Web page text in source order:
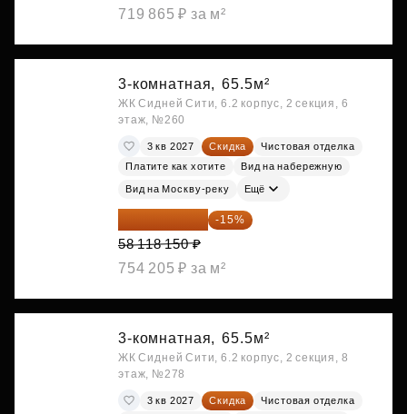
719 865 ₽ за м²
3-комнатная, 65.5м²
ЖК Сидней Сити, 6.2 корпус, 2 секция, 6
этаж, №260
3 кв 2027 Скидка
Чистовая отделка
Платите как хотите
Вид на набережную
Вид на Москву-реку Ещё
49 400 428 ₽ -15%
58 118 150 ₽
754 205 ₽ за м²
3-комнатная, 65.5м²
ЖК Сидней Сити, 6.2 корпус, 2 секция, 8
этаж, №278
3 кв 2027 Скидка
Чистовая отделка